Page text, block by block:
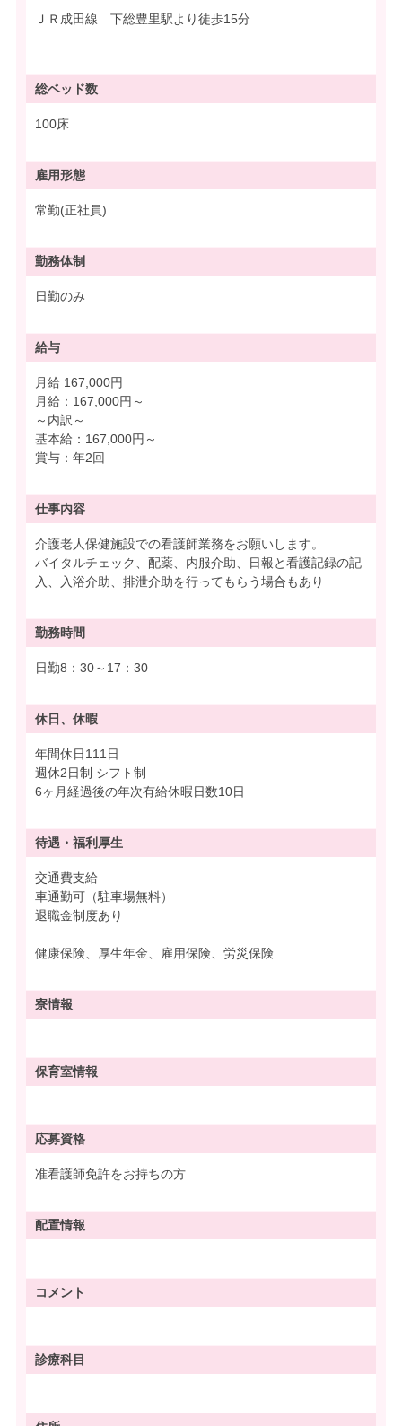
ＪＲ成田線 下総豊里駅より徒歩15分
総ベッド数
100床
雇用形態
常勤(正社員)
勤務体制
日勤のみ
給与
月給 167,000円
月給：167,000円～
～内訳～
基本給：167,000円～
賞与：年2回
仕事内容
介護老人保健施設での看護師業務をお願いします。
バイタルチェック、配薬、内服介助、日報と看護記録の記
入、入浴介助、排泄介助を行ってもらう場合もあり
勤務時間
日勤8：30～17：30
休日、休暇
年間休日111日
週休2日制 シフト制
6ヶ月経過後の年次有給休暇日数10日
待遇・ 福利厚生
交通費支給
車通勤可（駐車場無料）
退職金制度あり
健康保険、厚生年金、雇用保険、労災保険
寮情報
保育室情報
応募資格
准看護師免許をお持ちの方
配置情報
コメント
診療科目